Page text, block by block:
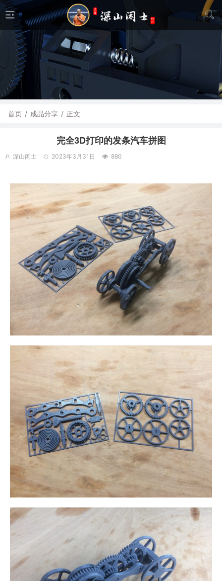
首页 / 成品分享 / 正文
完全3D打印的发条汽车拼图
深山闲士 2023年3月31日 880